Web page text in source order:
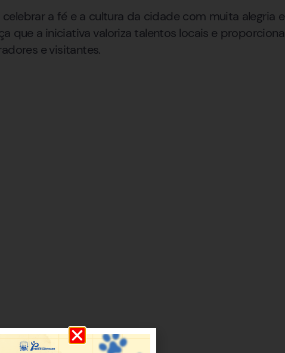
a fé e a cultura da cidade com muita alegria e
que a iniciativa valoriza talentos locais e proporciona
e visitantes.